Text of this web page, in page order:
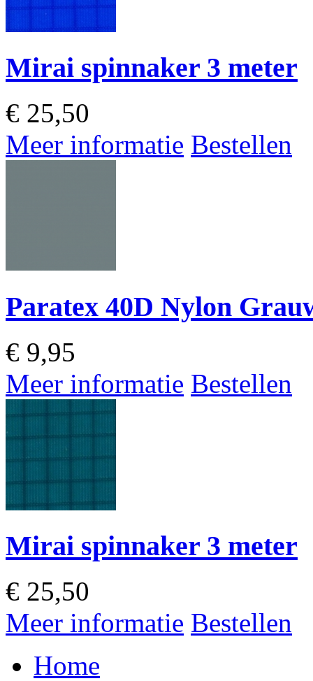
Mirai spinnaker 3 meter
€ 25,50
Meer informatie Bestellen
Paratex 40D Nylon
€ 9,95
Meer informatie Bestellen
Mirai spinnaker 3 meter
€ 25,50
Meer informatie Bestellen
Home